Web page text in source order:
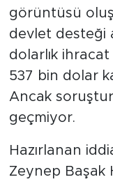
görüntüsü
devlet desteği
dolarlık
537 bin dolar
Ancak
geçmiyor.
Hazırlanan
Zeynep Başak